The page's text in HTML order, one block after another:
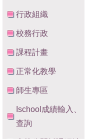
行政組織
校務行政
課程計畫
正常化教學
師生專區
Ischool成績輸入、
查詢